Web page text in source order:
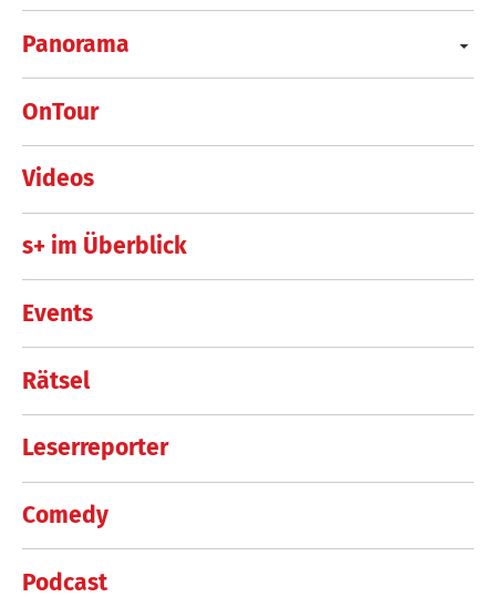
Panorama
OnTour
Videos
s+ im Überblick
Events
Rätsel
Leserreporter
Comedy
Podcast